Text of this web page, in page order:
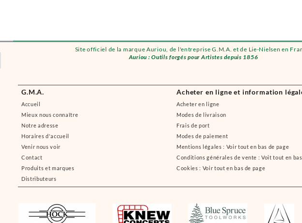
Site officiel de la marque Auriou, de l'entreprise G.M.A. et de Lie-Nielsen en
Auriou : Outils forgés pour Artistes depuis 1856
G.M.A.
Accueil
Mieux nous connaître
Notre adresse
Horaires d'accueil
Venir nous voir
Contact
Produits et marques
Distributeurs
Acheter en ligne et information
Acheter en ligne
Modes de livraison
Frais de port
Modes de paiement
Mentions légales : Voir tout en bas de page
Conditions générales de vente : Voit tout en
Cookies : Voir tout en bas de page